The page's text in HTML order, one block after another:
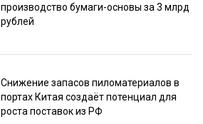
производство бумаги-основы за 3 млрд
рублей
Снижение запасов пиломатериалов в
портах Китая создаёт потенциал для
роста поставок из РФ